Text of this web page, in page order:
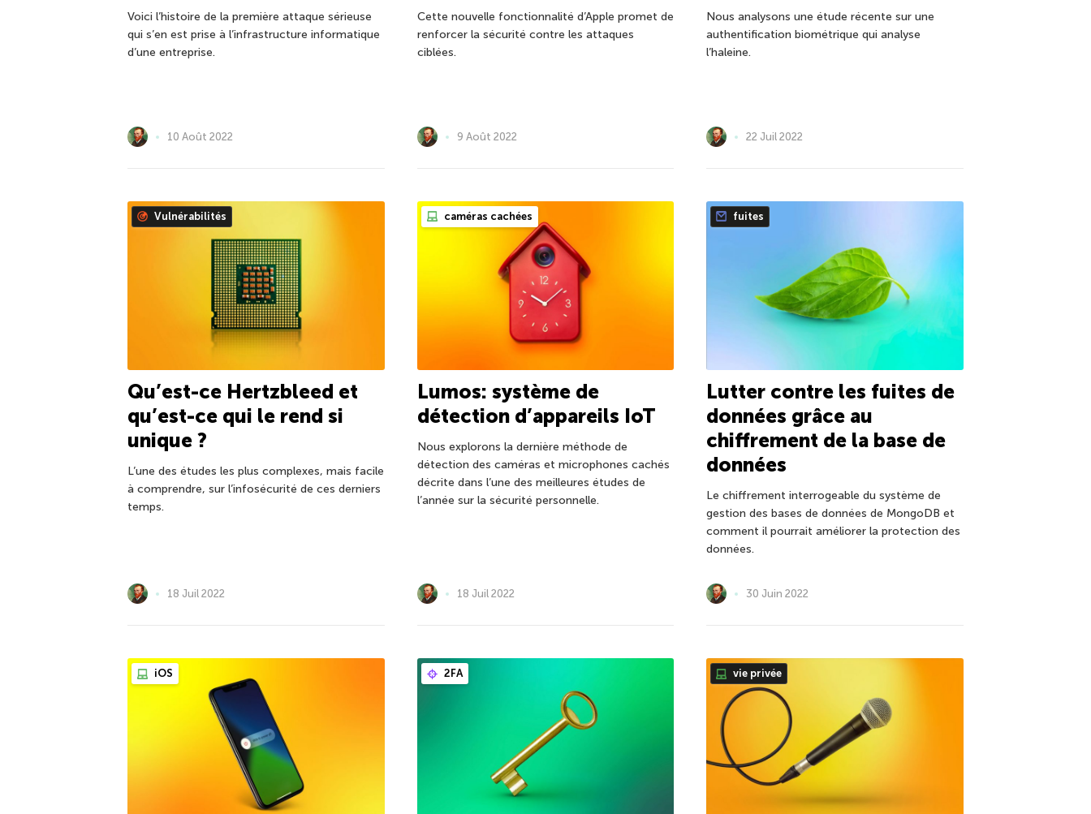
Voici l’histoire de la première attaque sérieuse
qui s’en est prise à l’infrastructure informatique
d’une entreprise.
10 Août 2022
Cette nouvelle fonctionnalité d’Apple promet de
renforcer la sécurité contre les attaques
ciblées.
9 Août 2022
Nous analysons une étude récente sur une
authentification biométrique qui analyse
l’haleine.
22 Juil 2022
Vulnérabilités
Qu’est-ce Hertzbleed et
qu’est-ce qui le rend si
unique ?
L’une des études les plus complexes, mais facile
à comprendre, sur l’infosécurité de ces derniers
temps.
18 Juil 2022
caméras cachées
Lumos: système de
détection d’appareils IoT
Nous explorons la dernière méthode de
détection des caméras et microphones cachés
décrite dans l’une des meilleures études de
l’année sur la sécurité personnelle.
18 Juil 2022
fuites
Lutter contre les fuites de
données grâce au
chiffrement de la base de
données
Le chiffrement interrogeable du système de
gestion des bases de données de MongoDB et
comment il pourrait améliorer la protection des
données.
30 Juin 2022
iOS 2FA vie privée